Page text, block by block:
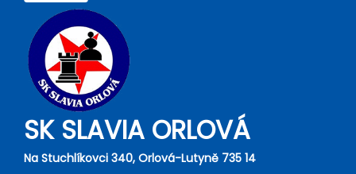
SK SLAVIA ORLOVÁ
Na Stuchlíkovci 340, Orlová-Lutyně 735 14